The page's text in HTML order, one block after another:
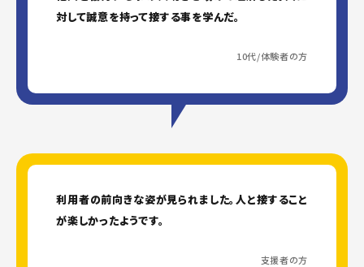
対して誠意を持って接する事を学んだ。
10代/体験者の方
利用者の前向きな姿が見られました。人と接すること
が楽しかったようです。
支援者の方